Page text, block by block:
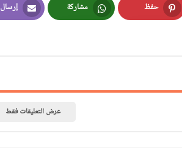
حفظ
Pinterest
مشاركة
Whatsapp
إرسال
Email
عرض التعليقات فقط